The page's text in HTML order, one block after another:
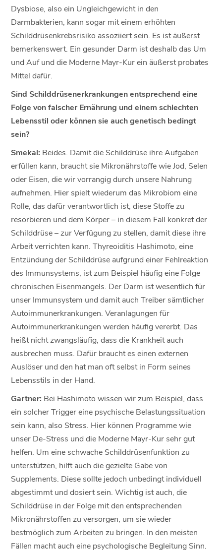
Dysbiose, also ein Ungleichgewicht in den
Darmbakterien, kann sogar mit einem erhöhten
Schilddrüsenkrebsrisiko assoziiert sein. Es ist äußerst
bemerkenswert. Ein gesunder Darm ist deshalb das Um
und Auf und die Moderne Mayr-Kur ein äußerst probates
Mittel dafür.
Sind Schilddrüsenerkrankungen entsprechend eine
Folge von falscher Ernährung und einem schlechten
Lebensstil oder können sie auch genetisch bedingt
sein?
Smekal: Beides. Damit die Schilddrüse ihre Aufgaben
erfüllen kann, braucht sie Mikronährstoffe wie Jod, Selen
oder Eisen, die wir vorrangig durch unsere Nahrung
aufnehmen. Hier spielt wiederum das Mikrobiom eine
Rolle, das dafür verantwortlich ist, diese Stoffe zu
resorbieren und dem Körper – in diesem Fall konkret der
Schilddrüse – zur Verfügung zu stellen, damit diese ihre
Arbeit verrichten kann. Thyreoiditis Hashimoto, eine
Entzündung der Schilddrüse aufgrund einer Fehlreaktion
des Immunsystems, ist zum Beispiel häufig eine Folge
chronischen Eisenmangels. Der Darm ist wesentlich für
unser Immunsystem und damit auch Treiber sämtlicher
Autoimmunerkrankungen. Veranlagungen für
Autoimmunerkrankungen werden häufig vererbt. Das
heißt nicht zwangsläufig, dass die Krankheit auch
ausbrechen muss. Dafür braucht es einen externen
Auslöser und den hat man oft selbst in Form seines
Lebensstils in der Hand.
Gartner: Bei Hashimoto wissen wir zum Beispiel, dass
ein solcher Trigger eine psychische Belastungssituation
sein kann, also Stress. Hier können Programme wie
unser De-Stress und die Moderne Mayr-Kur sehr gut
helfen. Um eine schwache Schilddrüsenfunktion zu
unterstützen, hilft auch die gezielte Gabe von
Supplements. Diese sollte jedoch unbedingt individuell
abgestimmt und dosiert sein. Wichtig ist auch, die
Schilddrüse in der Folge mit den entsprechenden
Mikronährstoffen zu versorgen, um sie wieder
bestmöglich zum Arbeiten zu bringen. In den meisten
Fällen macht auch eine psychologische Begleitung Sinn.